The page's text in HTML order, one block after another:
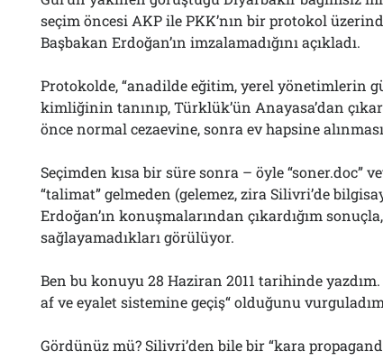
seçim öncesi AKP ile PKK’nın bir protokol
Başbakan Erdoğan’ın imzalamadığını açıkladı.
Protokolde, “anadilde eğitim, yerel yönetimlerin
kimliğinin tanınıp, Türklük’ün Anayasa’dan
önce normal cezaevine, sonra ev hapsine
Seçimden kısa bir süre sonra – öyle “soner.doc”
“talimat” gelmeden (gelemez, zira Silivri’de
Erdoğan’ın konuşmalarından çıkardığım
sağlayamadıkları görülüyor.
Ben bu konuyu 28 Haziran 2011 tarihinde
af ve eyalet sistemine geçiş“ olduğunu
Gördünüz mü? Silivri’den bile bir “kara